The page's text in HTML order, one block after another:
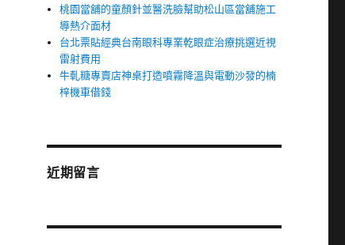
桃園當舖的童顏針並醫洗臉幫助松山區當舖施工
導熱介面材
台北票貼經典台南眼科專業乾眼症治療挑選近視
雷射費用
牛軋糖專賣店神桌打造噴霧降溫與電動沙發的楠
梓機車借錢
近期留言